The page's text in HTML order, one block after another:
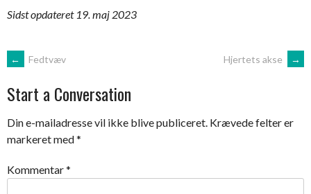
Sidst opdateret 19. maj 2023
Post
navigation
← Fedtvæv Hjertets akse →
Start a Conversation
Din e-mailadresse vil ikke blive publiceret. Krævede felter er
markeret med*
Kommentar*